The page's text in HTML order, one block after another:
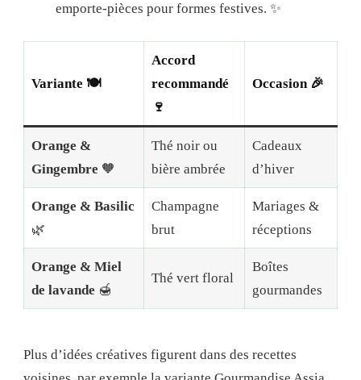
emporte-pièces pour formes festives. ✨
Variante 🍽️
Accord
recommandé
🍷
Occasion 🎉
Orange &
Gingembre 🧡
Thé noir ou
bière ambrée
Cadeaux
d’hiver
Orange & Basilic
🌿
Champagne
brut
Mariages &
réceptions
Orange & Miel
de lavande 🍯
Thé vert floral
Boîtes
gourmandes
Plus d’idées créatives figurent dans des recettes